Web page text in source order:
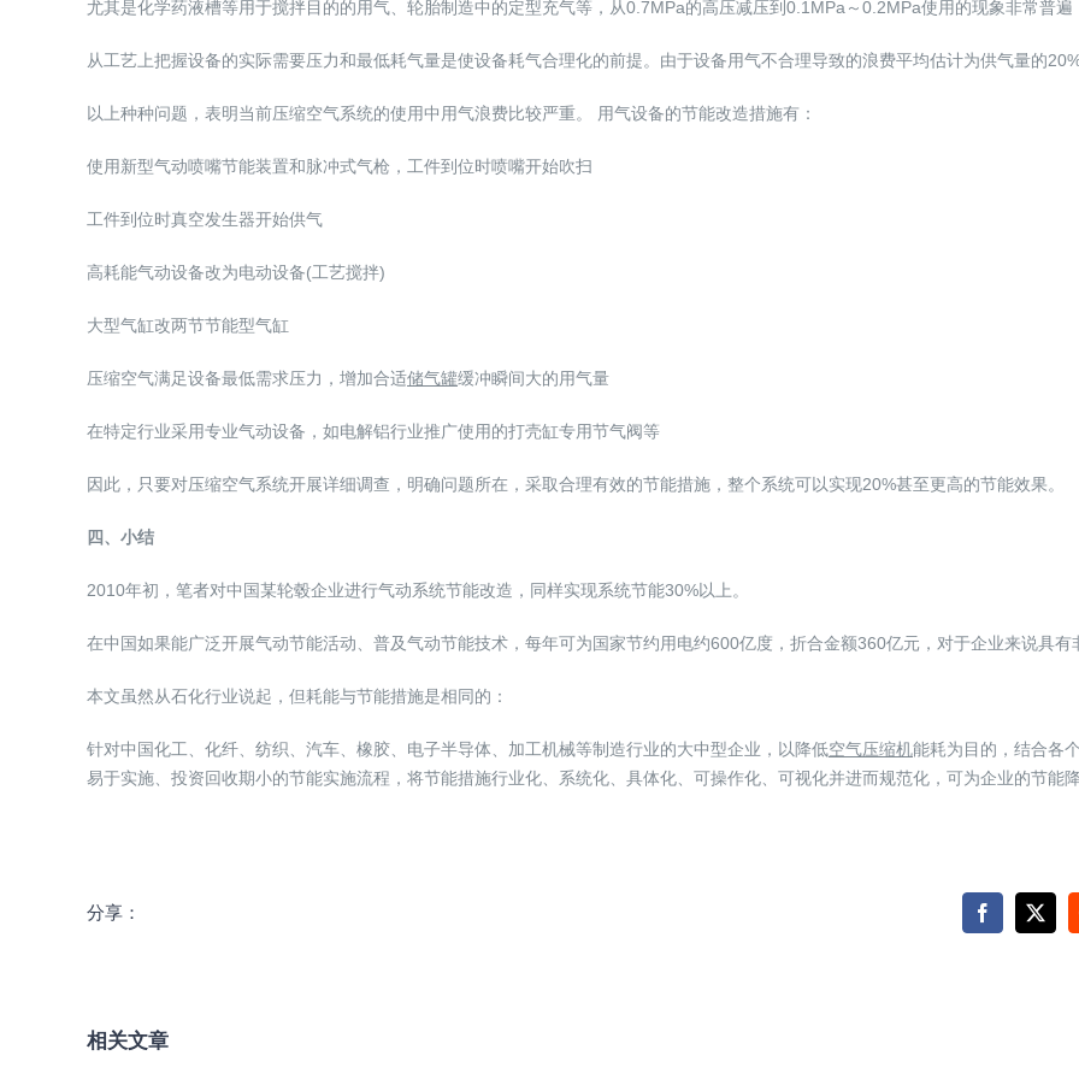
尤其是化学药液槽等用于搅拌目的的用气、轮胎制造中的定型充气等，从0.7MPa的高压减压到0.1MPa～0.2MPa使用的现象非常普遍
从工艺上把握设备的实际需要压力和最低耗气量是使设备耗气合理化的前提。由于设备用气不合理导致的浪费平均估计为供气量的20%
以上种种问题，表明当前压缩空气系统的使用中用气浪费比较严重。 用气设备的节能改造措施有：
使用新型气动喷嘴节能装置和脉冲式气枪，工件到位时喷嘴开始吹扫
工件到位时真空发生器开始供气
高耗能气动设备改为电动设备(工艺搅拌)
大型气缸改两节节能型气缸
压缩空气满足设备最低需求压力，增加合适储气罐缓冲瞬间大的用气量
在特定行业采用专业气动设备，如电解铝行业推广使用的打壳缸专用节气阀等
因此，只要对压缩空气系统开展详细调查，明确问题所在，采取合理有效的节能措施，整个系统可以实现20%甚至更高的节能效果。
四、小结
2010年初，笔者对中国某轮毂企业进行气动系统节能改造，同样实现系统节能30%以上。
在中国如果能广泛开展气动节能活动、普及气动节能技术，每年可为国家节约用电约600亿度，折合金额360亿元，对于企业来说具有
本文虽然从石化行业说起，但耗能与节能措施是相同的：
针对中国化工、化纤、纺织、汽车、橡胶、电子半导体、加工机械等制造行业的大中型企业，以降低空气压缩机能耗为目的，结合各
易于实施、投资回收期小的节能实施流程，将节能措施行业化、系统化、具体化、可操作化、可视化并进而规范化，可为企业的节能
分享： Facebook
X
相关文章